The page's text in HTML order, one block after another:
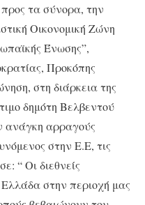
τα σύνορα, την
Οικονομική Ζώνη
Ένωσης”,
Προκόπης
στη διάρκεια της
δημότη Βελβεντού
ανάγκη αρραγούς
στην Ε.Ε, τις
“ Οι διεθνείς
στην περιοχή μας